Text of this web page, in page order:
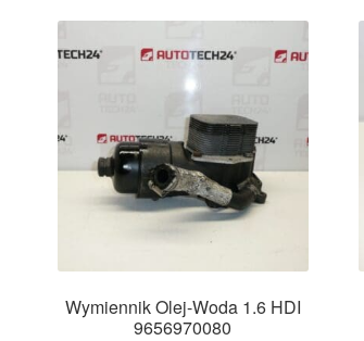
Wymiennik Olej-Woda 1.6 HDI
9656970080